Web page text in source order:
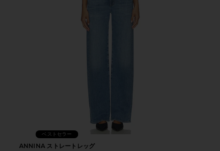
ベストセラー
ANNINA ストレートレッグ